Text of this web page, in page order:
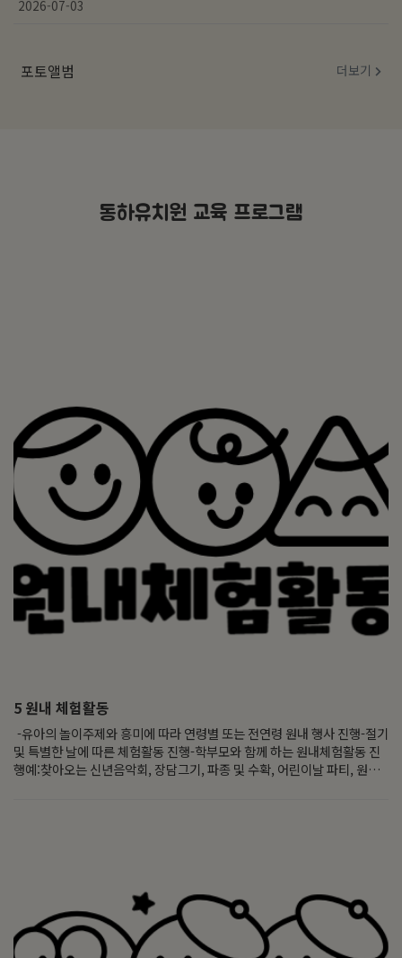
2026-07-03
포토앨범 더보기
동하유치원 교육 프로그램
5 원내 체험활동
-유아의 놀이주제와 흥미에 따라 연령별 또는 전연령 원내 행사 진행-절기
및 특별한 날에 따른 체험활동 진행-학부모와 함께 하는 원내체험활동 진
행예:찾아오는 신년음악회, 장담그기, 파종 및 수확, 어린이날 파티, 원내